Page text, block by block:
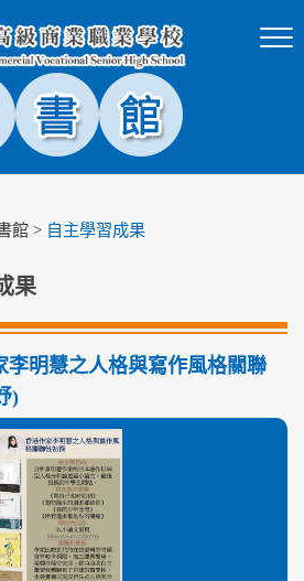
館 > 自主學習成果
果
李明慧之人格與寫作風格關聯
)